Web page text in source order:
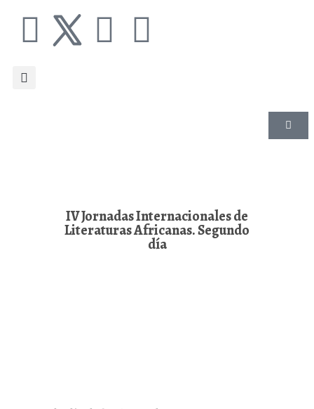
IV Jornadas Internacionales de
Literaturas Africanas. Segundo
día